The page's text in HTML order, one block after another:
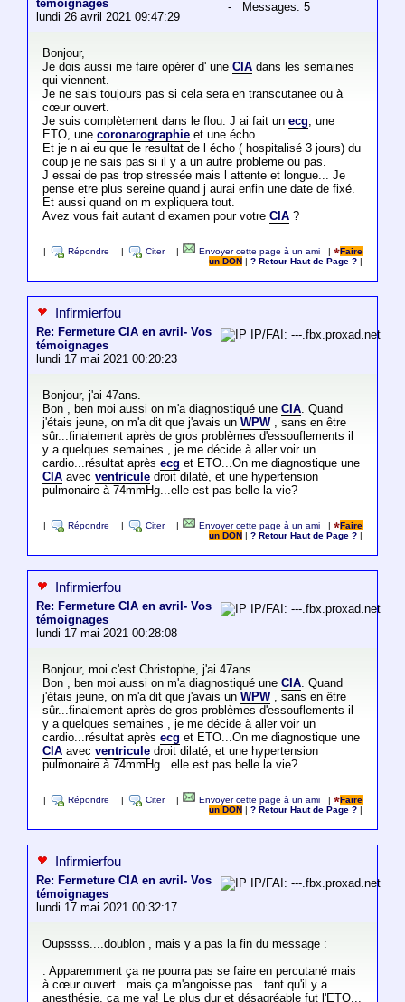
témoignages
lundi 26 avril 2021 09:47:29
- Messages: 5
Bonjour,
Je dois aussi me faire opérer d' une CIAdans les semaines
qui viennent.
Je ne sais toujours pas si cela sera en transcutanee ou à
cœur ouvert.
Je suis complètement dans le flou. J ai fait un ecg, une
ETO, une coronarographieet une écho.
Et je n ai eu que le resultat de l écho ( hospitalisé 3 jours) du
coup je ne sais pas si il y a un autre probleme ou pas.
J essai de pas trop stressée mais l attente et longue... Je
pense etre plus sereine quand j aurai enfin une date de fixé.
Et aussi quand on m expliquera tout.
Avez vous fait autant d examen pour votre CIA?
Répondre Citer Envoyer cette page à un ami |
Faire
un DON
|? Retour Haut de Page ?
Infirmierfou
Re: Fermeture CIA en avril- Vos
témoignages
lundi 17 mai 2021 00:20:23
IP/FAI: ---.fbx.proxad.net
Bonjour, j'ai 47ans.
Bon , ben moi aussi on m'a diagnostiqué une CIA. Quand
j'étais jeune, on m'a dit que j'avais un WPW, sans en être
sûr...finalement après de gros problèmes d'essouflements il
y a quelques semaines , je me décide à aller voir un
cardio...résultat après ecg et ETO...On me diagnostique une
CIAavec ventriculedroit dilaté, et une hypertension
pulmonaire à 74mmHg...elle est pas belle la vie?
Répondre Citer Envoyer cette page à un ami |
Faire
un DON
|? Retour Haut de Page ?
Infirmierfou
Re: Fermeture CIA en avril- Vos
témoignages
lundi 17 mai 2021 00:28:08
IP/FAI: ---.fbx.proxad.net
Bonjour, moi c'est Christophe, j'ai 47ans.
Bon , ben moi aussi on m'a diagnostiqué une CIA. Quand
j'étais jeune, on m'a dit que j'avais un WPW, sans en être
sûr...finalement après de gros problèmes d'essouflements il
y a quelques semaines , je me décide à aller voir un
cardio...résultat après ecg et ETO...On me diagnostique une
CIAavec ventriculedroit dilaté, et une hypertension
pulmonaire à 74mmHg...elle est pas belle la vie?
Répondre Citer Envoyer cette page à un ami |
Faire
un DON
|? Retour Haut de Page ?
Infirmierfou
Re: Fermeture CIA en avril- Vos
témoignages
lundi 17 mai 2021 00:32:17
IP/FAI: ---.fbx.proxad.net
Oupssss....doublon , mais y a pas la fin du message :
. Apparemment ça ne pourra pas se faire en percutané mais
à cœur ouvert...mais ça m'angoisse pas...tant qu'il y a
anesthésie, ça me va! Le plus dur et désagréable fut l'ETO...